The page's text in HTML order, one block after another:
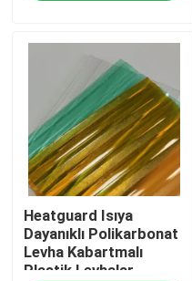
Ürünler
videos
Katı Polikarbonat Levha
Heatguard Isıya
Dayanıklı Polikarbonat
Levha Kabartmalı
Plastik Levhalar